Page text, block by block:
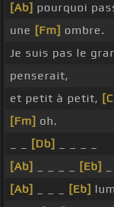
[Ab] pourquoi
une [Fm] ombre.
Je suis pas le
penserait,
et petit à petit,
[Fm] oh.
[Db]
[Ab]
[Eb]
[Ab]
[Eb]